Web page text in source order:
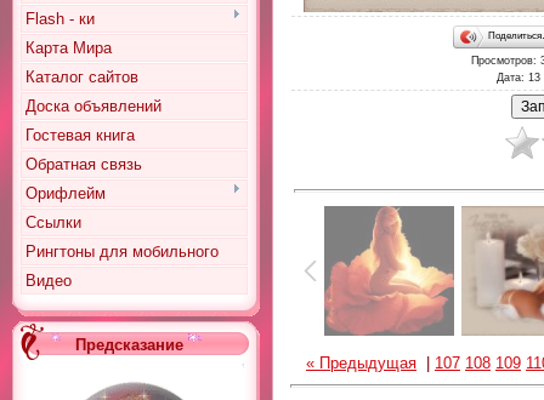
Flash - ки
Карта Мира
Каталог сайтов
Доска объявлений
Гостевая книга
Обратная связь
Орифлейм
Ссылки
Рингтоны для мобильного
Видео
Предсказание
Просмотров:
Дата: 13
« Предыдущая 107 108 109